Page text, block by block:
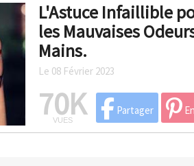
L'Astuce Infaillible
les Mauvaises
Mains.
Le 08 Février 2023
70K
VUES
Partager